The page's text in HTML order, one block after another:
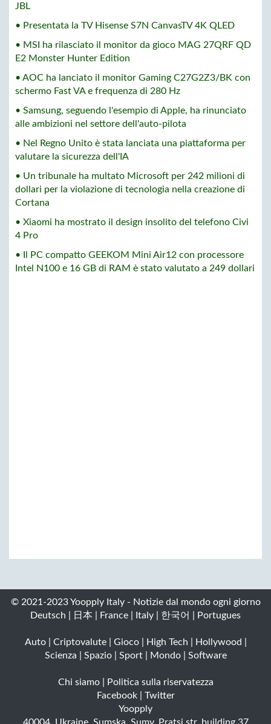
JBL
• Presentata la TV Hisense S7N CanvasTV 4K QLED
• MSI ha rilasciato il monitor da gioco MAG 27QRF QD
E2 Monster Hunter Edition
• AOC ha lanciato il monitor Gaming C27G2Z3/BK con
schermo Fast VA e frequenza di 280 Hz
• Samsung, seguendo l'esempio di Apple, ha rinunciato
alle ambizioni nel settore dell'auto-pilota
• Nel Regno Unito è stata lanciata una piattaforma per
valutare la sicurezza dell'IA
• Un tribunale ha multato Microsoft per 242 milioni di
dollari per la violazione di tecnologia nella creazione di
Cortana
• Xiaomi ha mostrato il design insolito del telefono Civi
4 Pro
• Il PC compatto GEEKOM Mini Air12 con processore
Intel N100 e 16 GB di RAM è stato valutato a 249 dollari
© 2021-2023 Yoopply Italy - Notizie dal mondo ogni giorno
Deutsch
日本 France Italy 한국어 Portugues
Auto| Criptovalute| Gioco| High Tech Hollywood
Scienza
Spazio| Sport| Mondo| Software
Chi siamo|
Politica sulla riservatezza
Facebook| Twitter
Yoopply